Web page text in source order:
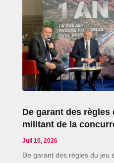
De garant des
militant de la
Juil 10, 2026
De garant des règles du jeu